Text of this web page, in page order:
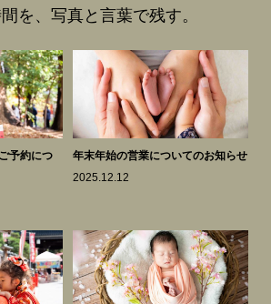
を、写真と言葉で残す。
予約につ
年末年始の営業についてのお知らせ
2025.12.12